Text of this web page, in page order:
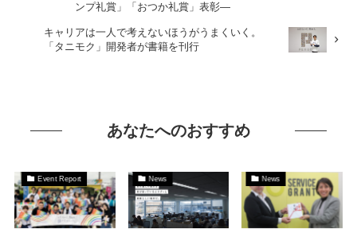
ンプ礼賞」「おつか礼賞」表彰―
キャリアは一人で考えないほうがうまくいく。
「タニモク」開発者が書籍を刊行
あなたへのおすすめ
Event Report News News